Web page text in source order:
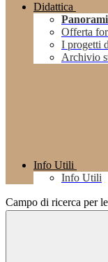
Didattica
Offerta
I progetti
Archivio
Info Utili
Info Utili
Campo di ricerca per